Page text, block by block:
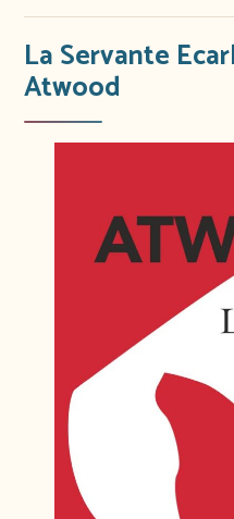
La Servante
Atwood